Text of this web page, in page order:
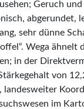
Geruch
abgerundet,
sehr dünne
Wega ähnelt
in der
von
landesweiter
im